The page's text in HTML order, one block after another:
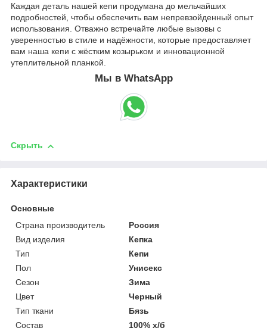
Каждая деталь нашей кепи продумана до мельчайших
подробностей, чтобы обеспечить вам непревзойденный опыт
использования. Отважно встречайте любые вызовы с
уверенностью в стиле и надёжности, которые предоставляет
вам наша кепи с жёстким козырьком и инновационной
утеплительной планкой.
Мы в WhatsApp
Скрыть
Характеристики
Основные
Страна производитель
Россия
Вид изделия
Кепка
Тип
Кепи
Пол
Унисекс
Сезон
Зима
Цвет
Черный
Тип ткани
Бязь
Состав
100% х/б